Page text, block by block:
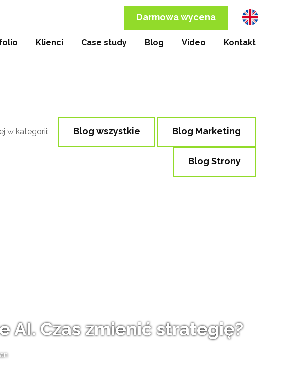
Darmowa wycena
Klienci Case study Blog Video Kontakt
w kategorii: Blog wszystkie Blog Marketing
Blog Strony
AI. Czas zmienić strategię?